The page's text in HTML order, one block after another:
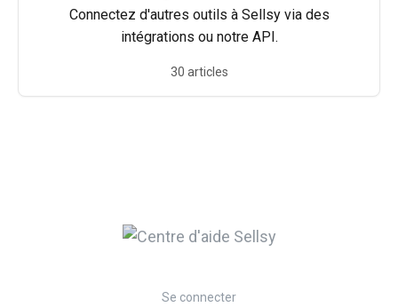
Connectez d'autres outils à Sellsy via des
intégrations ou notre API.
30 articles
Se connecter